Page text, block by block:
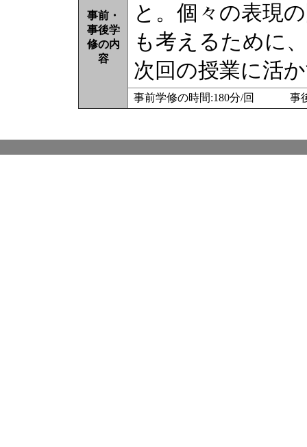
事前・
事後学
修の内
容
と。個々の表現
も考えるために
次回の授業に活
事前学修の時間:180分/回 事後